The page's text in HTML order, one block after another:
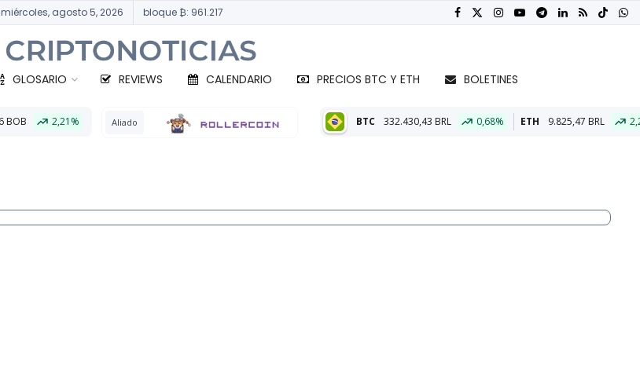
miércoles, agosto 5, 2026 bloque ₿: 961.217
GLOSARIO REVIEWS CALENDARIO PRECIOS BTC Y ETH
BOLETINES
Aliado BTC 332.430,43 BRL 0,68% ETH 9.825,47 BRL 2,22% BTC